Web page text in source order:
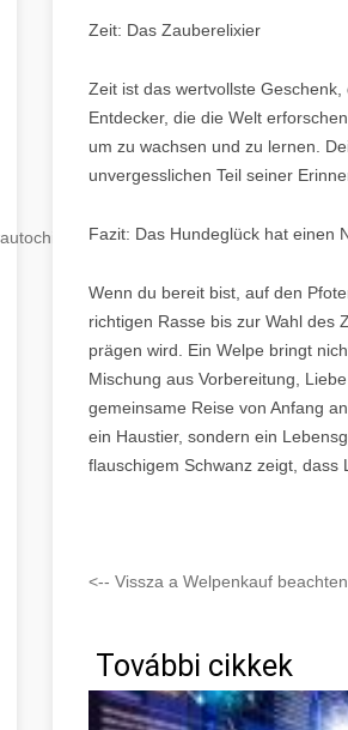
Zeit: Das Zauberelixier
Zeit ist das wertvollste
Entdecker, die die Welt
um zu wachsen und zu lernen.
unvergesslichen Teil seiner
Fazit: Das Hundeglück hat einen
Wenn du bereit bist, auf den
richtigen Rasse bis zur Wahl des
prägen wird. Ein Welpe bringt
Mischung aus Vorbereitung,
gemeinsame Reise von Anfang
ein Haustier, sondern ein
flauschigem Schwanz zeigt, dass
<-- Vissza a Welpenkauf
További cikkek